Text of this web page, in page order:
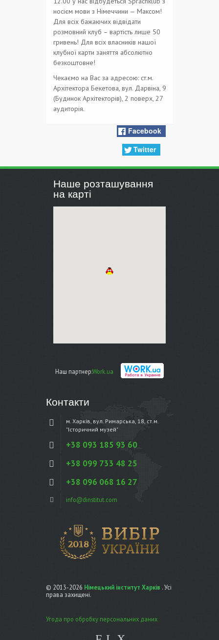
носієм мови з Німеччини — Максом!
Для всіх бажаючих відвідати
розмовний клуб – вартість лише 50
гривень! Для всіх власників нашої
клубної карти заняття абсолютно
безкоштовне!
Чекаємо на Вас за адресою: ст.м.
Архітектора Бекетова, вул. Дарвіна, 9
(Будинок Архітекторів), 2 поверх, 27
аудиторія.
Facebook
Twitter
Наше розташування
на карті
Наш партнер:Work.ua
Контакти
м. Харків, вул. Римарська, 18, ст.м.
"Історичний музей"
+38 093 185 93 60
+38 099 733 48 25
+38 096 068 16 27
info@dinstitut.com
© 2013-2026 Німецький інститут Харків . Усі
права захищені.
Угода про обробку персональних даних